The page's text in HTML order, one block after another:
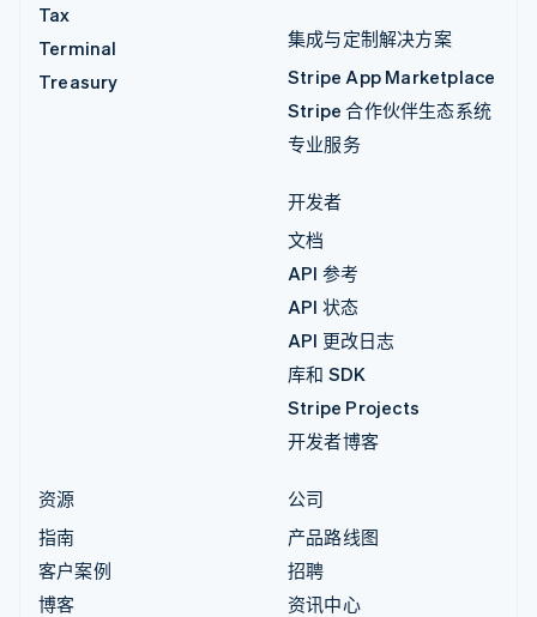
Tax
Terminal
Treasury
集成与定制解决方案
Stripe App Marketplace
Stripe 合作伙伴生态系统
专业服务
开发者
文档
API 参考
API 状态
API 更改日志
库和 SDK
Stripe Projects
开发者博客
资源
指南
客户案例
博客
公司
产品路线图
招聘
资讯中心